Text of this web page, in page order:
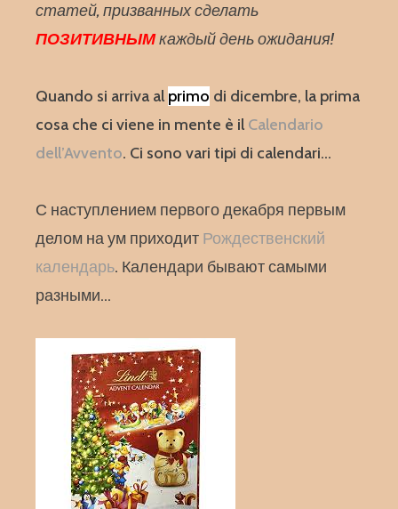
статей, призванных сделать
ПОЗИТИВНЫМкаждый день ожидания!
Quando si arriva al primo di dicembre, la prima
cosa che ci viene in mente è il Calendario
dell’Avvento. Ci sono vari tipi di calendari…
С наступлением первого декабря первым
делом на ум приходит Рождественский
календарь. Календари бывают самыми
разными…